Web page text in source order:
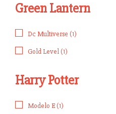
Green Lantern
Dc Multiverse (1)
Gold Level (1)
Harry Potter
Modelo E (1)